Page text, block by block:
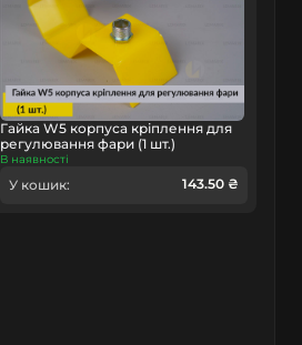
Гайка W5 корпуса кріплення для
регулювання фари (1 шт.)
В наявності
У кошик: 143.50 ₴